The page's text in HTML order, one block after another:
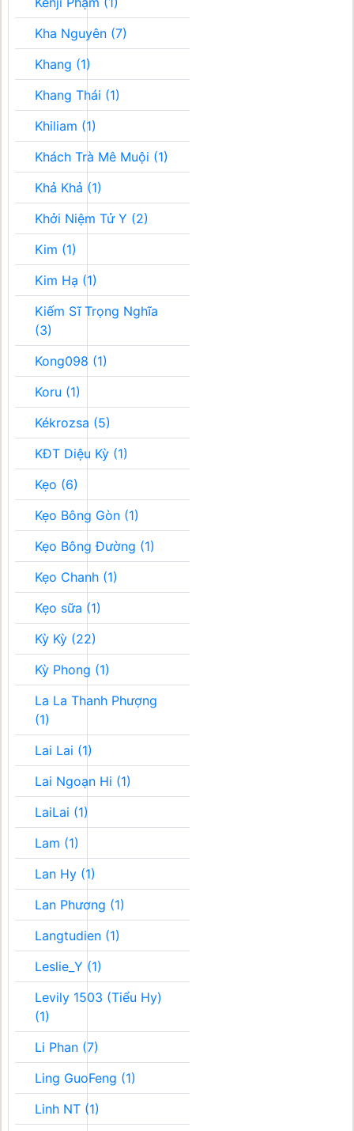
Kha Nguyên (7)
Khang (1)
Khang Thái (1)
Khiliam (1)
Khách Trà Mê Muội (1)
Khả Khả (1)
Khởi Niệm Tử Y (2)
Kim (1)
Kim Hạ (1)
Kiếm Sĩ Trọng Nghĩa
(3)
Kong098 (1)
Koru (1)
Kékrozsa (5)
KĐT Diệu Kỳ (1)
Kẹo (6)
Kẹo Bông Gòn (1)
Kẹo Bông Đường (1)
Kẹo Chanh (1)
Kẹo sữa (1)
Kỳ Kỳ (22)
Kỳ Phong (1)
La La Thanh Phượng
(1)
Lai Lai (1)
Lai Ngoạn Hi (1)
LaiLai (1)
Lam (1)
Lan Hy (1)
Lan Phương (1)
Langtudien (1)
Leslie_Y (1)
Levily 1503 (Tiểu Hy)
(1)
Li Phan (7)
Ling GuoFeng (1)
Linh NT (1)